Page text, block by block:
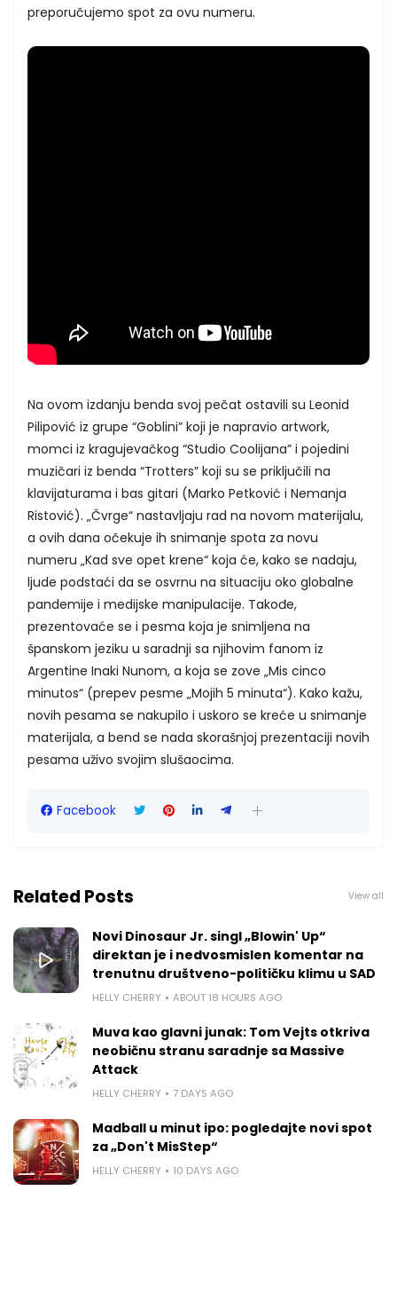
preporučujemo spot za ovu numeru.
Na ovom izdanju benda svoj pečat ostavili su Leonid
Pilipović iz grupe “Goblini” koji je napravio artwork,
momci iz kragujevačkog “Studio Coolijana” i pojedini
muzičari iz benda “Trotters” koji su se priključili na
klavijaturama i bas gitari (Marko Petković i Nemanja
Ristović). „Čvrge“ nastavljaju rad na novom materijalu,
a ovih dana očekuje ih snimanje spota za novu
numeru „Kad sve opet krene“ koja će, kako se nadaju,
ljude podstaći da se osvrnu na situaciju oko globalne
pandemije i medijske manipulacije. Takođe,
prezentovaće se i pesma koja je snimljena na
španskom jeziku u saradnji sa njihovim fanom iz
Argentine Inaki Nunom, a koja se zove „Mis cinco
minutos“ (prepev pesme „Mojih 5 minuta“). Kako kažu,
novih pesama se nakupilo i uskoro se kreće u snimanje
materijala, a bend se nada skorašnjoj prezentaciji novih
pesama uživo svojim slušaocima.
Facebook
Related Posts View all
Novi Dinosaur Jr. singl „Blowin' Up“
direktan je i nedvosmislen komentar na
trenutnu društveno-političku klimu u SAD
HELLY CHERRY ABOUT 18 HOURS AGO
Muva kao glavni junak: Tom Vejts otkriva
neobičnu stranu saradnje sa Massive
Attack
HELLY CHERRY 7 DAYS AGO
Madball u minut ipo: pogledajte novi spot
za „Don't MisStep“
HELLY CHERRY 10 DAYS AGO